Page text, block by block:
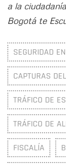
a la
Bogotá te
SEGURIDAD
CAPTURAS
TRÁFICO DE
TRÁFICO DE
FISCALÍA